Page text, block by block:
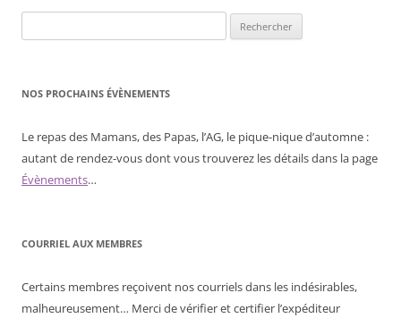
NOS PROCHAINS ÉVÈNEMENTS
Le repas des Mamans, des Papas, l’AG, le pique-nique d’automne :
autant de rendez-vous dont vous trouverez les détails dans la page
Évènements…
COURRIEL AUX MEMBRES
Certains membres reçoivent nos courriels dans les indésirables,
malheureusement… Merci de vérifier et certifier l’expéditeur